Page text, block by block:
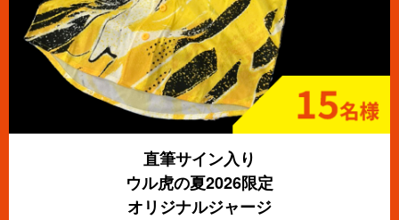
直筆サイン入り
ウル虎の夏2026限定
オリジナルジャージ